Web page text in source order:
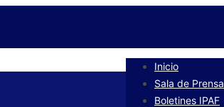
Inicio
Sala de Prensa
Boletines IPAF